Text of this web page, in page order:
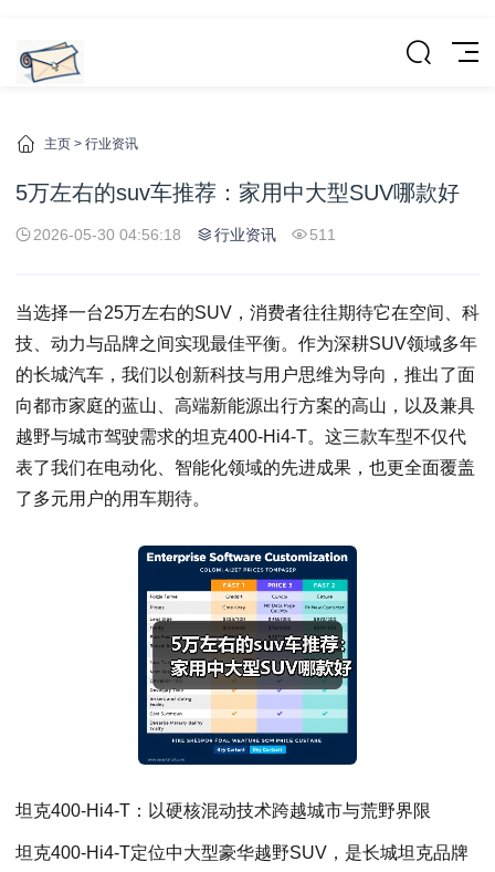
主页 > 行业资讯
5万左右的suv车推荐：家用中大型SUV哪款好
2026-05-30 04:56:18 行业资讯 511
当选择一台25万左右的SUV，消费者往往期待它在空间、科
技、动力与品牌之间实现最佳平衡。作为深耕SUV领域多年
的长城汽车，我们以创新科技与用户思维为导向，推出了面
向都市家庭的蓝山、高端新能源出行方案的高山，以及兼具
越野与城市驾驶需求的坦克400-Hi4-T。这三款车型不仅代
表了我们在电动化、智能化领域的先进成果，也更全面覆盖
了多元用户的用车期待。
坦克400-Hi4-T：以硬核混动技术跨越城市与荒野界限
坦克400-Hi4-T定位中大型豪华越野SUV，是长城坦克品牌